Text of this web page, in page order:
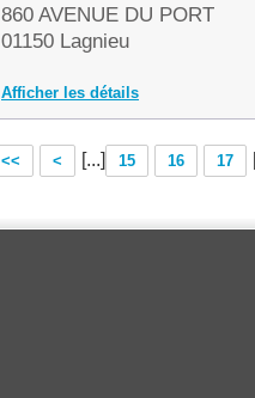
860 AVENUE DU PORT
01150 Lagnieu
Afficher les détails
<< < [...] 15 16 17